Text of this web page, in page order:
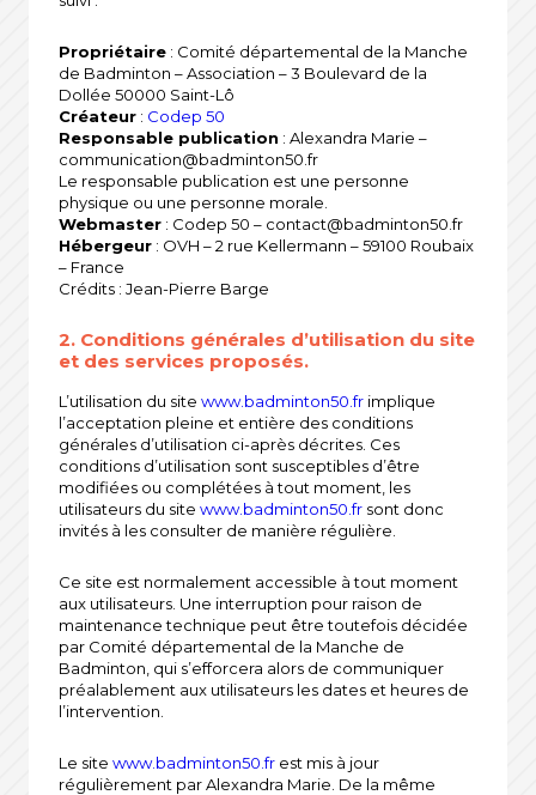
Propriétaire : Comité départemental de la Manche
de Badminton – Association – 3 Boulevard de la
Dollée 50000 Saint-Lô
Créateur : Codep 50
Responsable publication : Alexandra Marie –
communication@badminton50.fr
Le responsable publication est une personne
physique ou une personne morale.
Webmaster : Codep 50 – contact@badminton50.fr
Hébergeur : OVH – 2 rue Kellermann – 59100 Roubaix
– France
Crédits : Jean-Pierre Barge
2. Conditions générales d’utilisation du site
et des services proposés.
L’utilisation du site www.badminton50.fr implique
l’acceptation pleine et entière des conditions
générales d’utilisation ci-après décrites. Ces
conditions d’utilisation sont susceptibles d’être
modifiées ou complétées à tout moment, les
utilisateurs du site www.badminton50.fr sont donc
invités à les consulter de manière régulière.
Ce site est normalement accessible à tout moment
aux utilisateurs. Une interruption pour raison de
maintenance technique peut être toutefois décidée
par Comité départemental de la Manche de
Badminton, qui s’efforcera alors de communiquer
préalablement aux utilisateurs les dates et heures de
l’intervention.
Le site www.badminton50.fr est mis à jour
régulièrement par Alexandra Marie. De la même